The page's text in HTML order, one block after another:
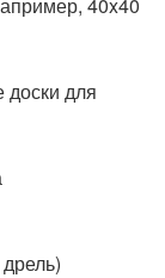
доски для